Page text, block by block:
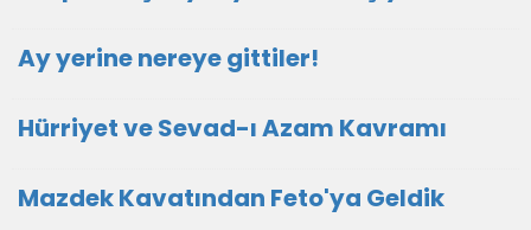
Ay yerine nereye gittiler!
Hürriyet ve Sevad-ı Azam Kavramı
Mazdek Kavatından Feto'ya Geldik